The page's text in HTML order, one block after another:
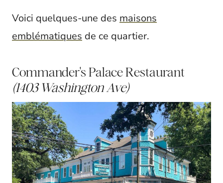
Voici quelques-une des maisons
emblématiques de ce quartier.
Commander's Palace Restaurant
(1403 Washington Ave)